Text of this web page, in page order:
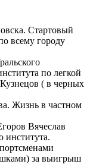
Стартовый
всему городу
по легкой
( в черных
Жизнь в частном
Вячеслав
института.
за выигрыш